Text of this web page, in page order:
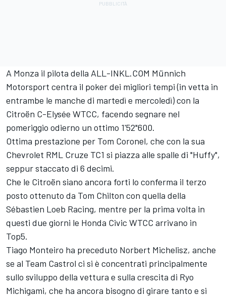
A Monza il pilota della ALL-INKL.COM Münnich
Motorsport centra il poker dei migliori tempi (in vetta in
entrambe le manche di martedì e mercoledì) con la
Citroën C-Elysée WTCC, facendo segnare nel
pomeriggio odierno un ottimo 1'52"600.
Ottima prestazione per Tom Coronel, che con la sua
Chevrolet RML Cruze TC1 si piazza alle spalle di "Huffy",
seppur staccato di 6 decimi.
Che le Citroën siano ancora forti lo conferma il terzo
posto ottenuto da Tom Chilton con quella della
Sébastien Loeb Racing, mentre per la prima volta in
questi due giorni le Honda Civic WTCC arrivano in
Top5.
Tiago Monteiro ha preceduto Norbert Michelisz, anche
se al Team Castrol ci si è concentrati principalmente
sullo sviluppo della vettura e sulla crescita di Ryo
Michigami, che ha ancora bisogno di girare tanto e si